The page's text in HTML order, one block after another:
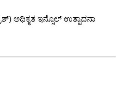
ಅಧಿಕೃತ ಇನ್ಸೊಲ್ ಉತ್ಪಾದನಾ